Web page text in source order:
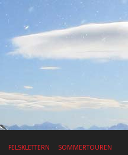
FELSKLETTERN SOMMERTOUREN